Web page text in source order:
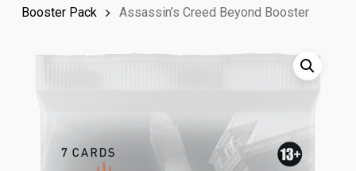
Booster Pack
Assassin’s Creed Beyond Booster